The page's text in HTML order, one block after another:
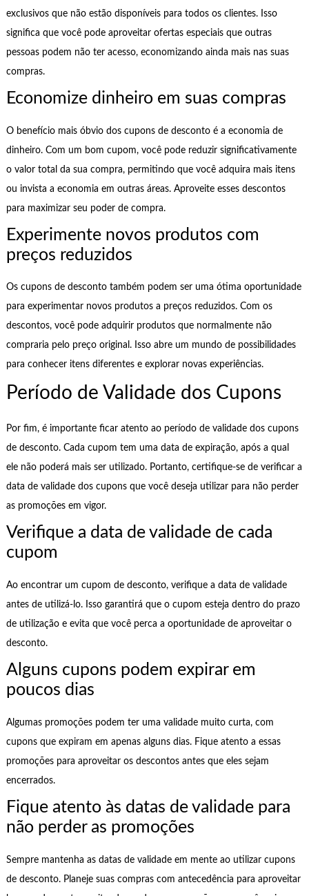
exclusivos que não estão disponíveis para todos os clientes. Isso
significa que você pode aproveitar ofertas especiais que outras
pessoas podem não ter acesso, economizando ainda mais nas suas
compras.
Economize dinheiro em suas compras
O benefício mais óbvio dos cupons de desconto é a economia de
dinheiro. Com um bom cupom, você pode reduzir significativamente
o valor total da sua compra, permitindo que você adquira mais itens
ou invista a economia em outras áreas. Aproveite esses descontos
para maximizar seu poder de compra.
Experimente novos produtos com
preços reduzidos
Os cupons de desconto também podem ser uma ótima oportunidade
para experimentar novos produtos a preços reduzidos. Com os
descontos, você pode adquirir produtos que normalmente não
compraria pelo preço original. Isso abre um mundo de possibilidades
para conhecer itens diferentes e explorar novas experiências.
Período de Validade dos Cupons
Por fim, é importante ficar atento ao período de validade dos cupons
de desconto. Cada cupom tem uma data de expiração, após a qual
ele não poderá mais ser utilizado. Portanto, certifique-se de verificar a
data de validade dos cupons que você deseja utilizar para não perder
as promoções em vigor.
Verifique a data de validade de cada
cupom
Ao encontrar um cupom de desconto, verifique a data de validade
antes de utilizá-lo. Isso garantirá que o cupom esteja dentro do prazo
de utilização e evita que você perca a oportunidade de aproveitar o
desconto.
Alguns cupons podem expirar em
poucos dias
Algumas promoções podem ter uma validade muito curta, com
cupons que expiram em apenas alguns dias. Fique atento a essas
promoções para aproveitar os descontos antes que eles sejam
encerrados.
Fique atento às datas de validade para
não perder as promoções
Sempre mantenha as datas de validade em mente ao utilizar cupons
de desconto. Planeje suas compras com antecedência para aproveitar